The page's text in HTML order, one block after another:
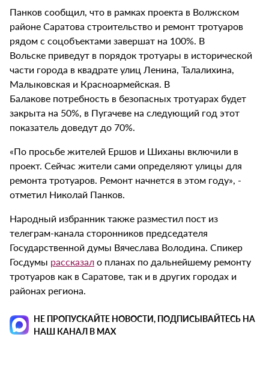
Панков сообщил, что в рамках проекта в Волжском
районе Саратова строительство и ремонт тротуаров
рядом с соцобъектами завершат на 100%. В
Вольске приведут в порядок тротуары в исторической
части города в квадрате улиц Ленина, Талалихина,
Малыковская и Красноармейская. В
Балакове потребность в безопасных тротуарах будет
закрыта на 50%, в Пугачеве на следующий год этот
показатель доведут до 70%.
«По просьбе жителей Ершов и Шиханы включили в
проект. Сейчас жители сами определяют улицы для
ремонта тротуаров. Ремонт начнется в этом году», -
отметил Николай Панков.
Народный избранник также разместил пост из
телеграм-канала сторонников председателя
Государственной думы Вячеслава Володина. Спикер
Госдумы рассказало планах по дальнейшему ремонту
тротуаров как в Саратове, так и в других городах и
районах региона.
НЕ ПРОПУСКАЙТЕ НОВОСТИ, ПОДПИСЫВАЙТЕСЬ НА
НАШ КАНАЛ В MAX